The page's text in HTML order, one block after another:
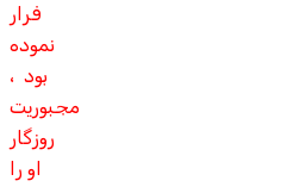
فرار
نموده
بود ،
مجبوريت
روزگار
او را